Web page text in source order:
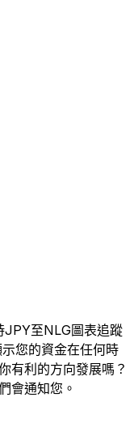
JPY至NLG圖表追蹤
您的資金在任何時
有利的方向發展嗎？
會通知您。